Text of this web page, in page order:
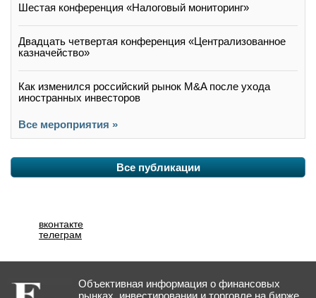
Шестая конференция «Налоговый мониторинг»
Двадцать четвертая конференция «Централизованное
казначейство»
Как изменился российский рынок M&A после ухода
иностранных инвесторов
Все мероприятия »
Все публикации
вконтакте
телеграм
Объективная информация о финансовых
рынках, инвестировании и торговле на бирже